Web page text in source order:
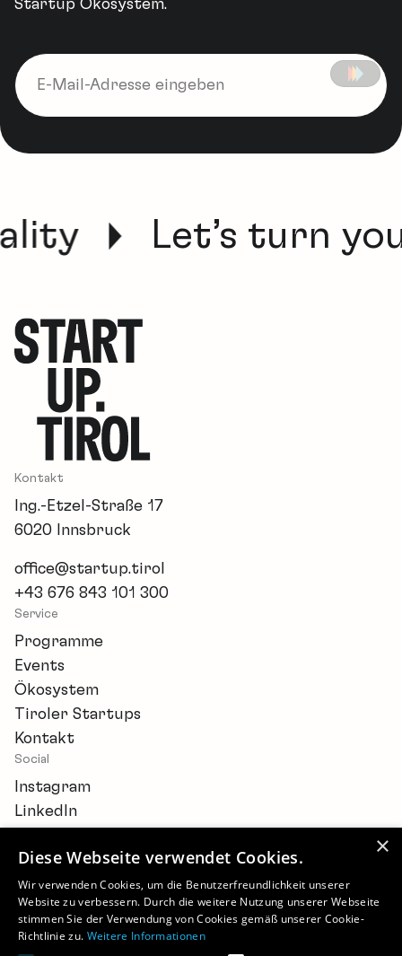
Startup Ökosystem.
Let’s turn
Kontakt
Ing.-Etzel-Straße 17
6020 Innsbruck
office@startup.tirol
+43 676 843 101 300
Service
Programme
Events
Ökosystem
Tiroler Startups
Kontakt
Social
Instagram
LinkedIn
Newsletter
Barrierefreiheitserklärung
×
Diese Webseite verwendet Cookies.
Wir verwenden Cookies, um die Benutzerfreundlichkeit unserer
Website zu verbessern. Durch die weitere Nutzung unserer Webseite
stimmen Sie der Verwendung von Cookies gemäß unserer Cookie-
Richtlinie zu. Weitere Informationen